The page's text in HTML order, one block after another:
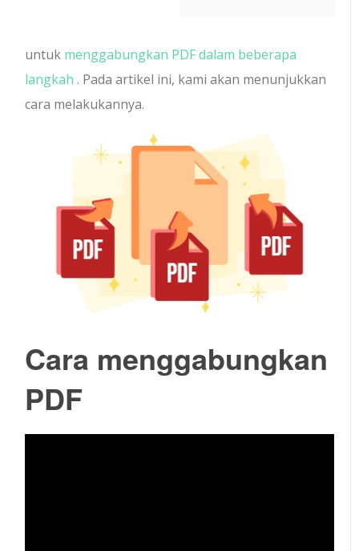
untuk menggabungkan PDF dalam beberapa
langkah . Pada artikel ini, kami akan menunjukkan
cara melakukannya.
Cara menggabungkan
PDF